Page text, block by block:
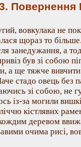
Повернення
вовкулака не
щораз то більше.
занедужання, а
був зі собою
а ще тяжче
стадо овець без
зі собою, не
із-за могили
кістлявих
деревом
очима рисі,